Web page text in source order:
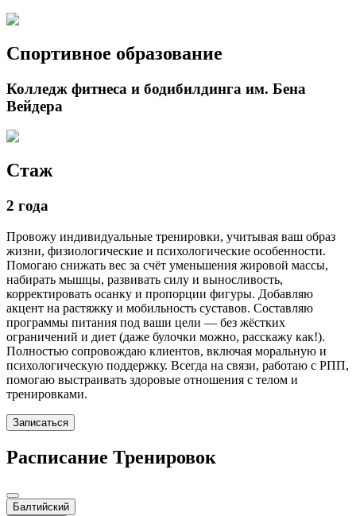
Спортивное образование
Колледж фитнеса и бодибилдинга им. Бена
Вейдера
Стаж
2 года
Провожу индивидуальные тренировки, учитывая ваш образ
жизни, физиологические и психологические особенности.
Помогаю снижать вес за счёт уменьшения жировой массы,
набирать мышцы, развивать силу и выносливость,
корректировать осанку и пропорции фигуры. Добавляю
акцент на растяжку и мобильность суставов. Составляю
программы питания под ваши цели — без жёстких
ограничений и диет (даже булочки можно, расскажу как!).
Полностью сопровождаю клиентов, включая моральную и
психологическую поддержку. Всегда на связи, работаю с РПП,
помогаю выстраивать здоровые отношения с телом и
тренировками.
Записаться
Расписание Тренировок
Балтийский